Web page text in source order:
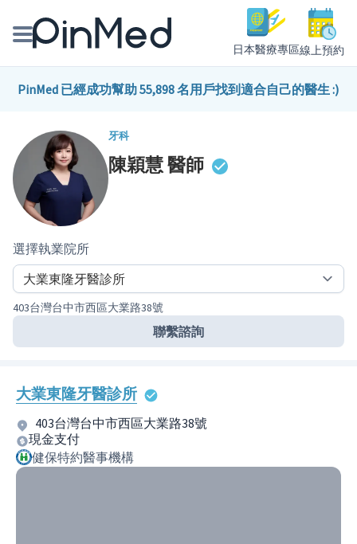
日本醫療專區線上預約
線上預約醫師、院所
醫師專欄專訪
健康主題館
PinMed 已經成功幫助 55,898 名用戶找到適合自己的醫生 :)
牙科
陳穎慧醫師
選擇執業院所
403台灣台中市西區大業路38號
聯繫諮詢
大業東隆牙醫診所
403台灣台中市西區大業路38號
現金支付
健保特約醫事機構